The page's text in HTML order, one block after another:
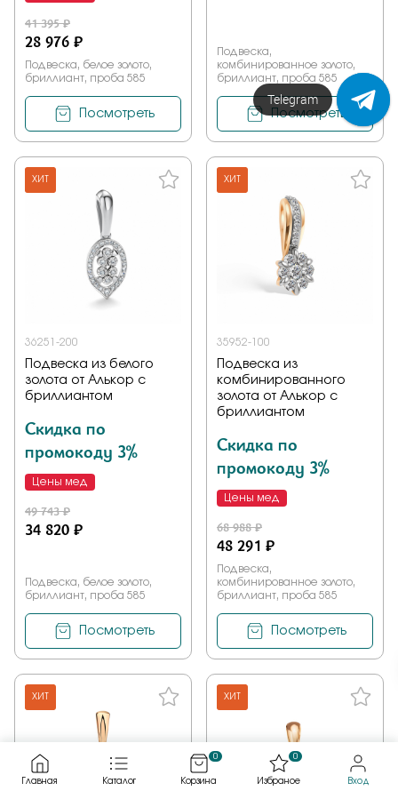
41 395 ₽
28 976 ₽
Подвеска, белое золото,
бриллиант, проба 585
Посмотреть
Подвеска,
комбинированное золото,
бриллиант, проба 585
Посмотреть
ХИТ
36251-200
Подвеска из белого
золота от Алькор с
бриллиантом
Скидка по
промокоду 3%
Цены мед
49 743 ₽
34 820 ₽
Подвеска, белое золото,
бриллиант, проба 585
Посмотреть
ХИТ
35952-100
Подвеска из
комбинированного
золота от Алькор с
бриллиантом
Скидка по
промокоду 3%
Цены мед
68 988 ₽
48 291 ₽
Подвеска,
комбинированное золото,
бриллиант, проба 585
Посмотреть
ХИТ ХИТ
Главная Каталог Корзина
0
Избраное
0
Вход
Напишите нам!